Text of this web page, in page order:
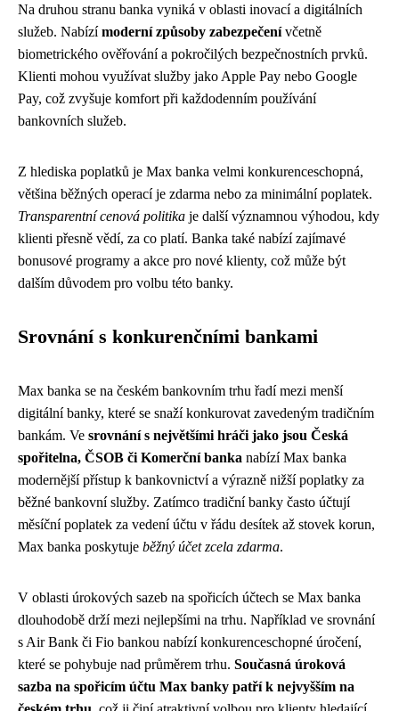
Na druhou stranu banka vyniká v oblasti inovací a digitálních
služeb. Nabízímoderní způsoby zabezpečenívčetně
biometrického ověřování a pokročilých bezpečnostních prvků.
Klienti mohou využívat služby jako Apple Pay nebo Google
Pay, což zvyšuje komfort při každodenním používání
bankovních služeb.
Z hlediska poplatků je Max banka velmi konkurenceschopná,
většina běžných operací je zdarma nebo za minimální poplatek.
Transparentní cenová politika je další významnou výhodou, kdy
klienti přesně vědí, za co platí. Banka také nabízí zajímavé
bonusové programy a akce pro nové klienty, což může být
dalším důvodem pro volbu této banky.
Srovnání s konkurenčními bankami
Max banka se na českém bankovním trhu řadí mezi menší
digitální banky, které se snaží konkurovat zavedeným tradičním
bankám. Ve srovnání s největšími hráči jako jsou Česká
spořitelna, ČSOB či Komerční banka nabízí Max banka
modernější přístup k bankovnictví a výrazně nižší poplatky za
běžné bankovní služby. Zatímco tradiční banky často účtují
měsíční poplatek za vedení účtu v řádu desítek až stovek korun,
Max banka poskytuje běžný účet zcela zdarma.
V oblasti úrokových sazeb na spořicích účtech se Max banka
dlouhodobě drží mezi nejlepšími na trhu. Například ve srovnání
s Air Bank či Fio bankou nabízí konkurenceschopné úročení,
které se pohybuje nad průměrem trhu. Současná úroková
sazba na spořicím účtu Max banky patří k nejvyšším na